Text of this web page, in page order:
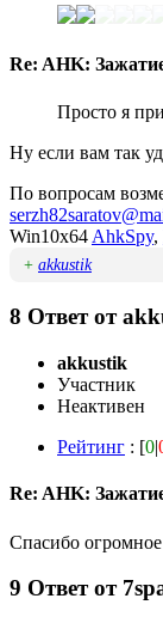
Re: AHK:
Просто я
Ну если вам так
По вопросам
Win10x64 AhkSpy,
+ akkustik
8 Ответ от
akkustik
Участник
Неактивен
Рейтинг : [0|
Re: AHK:
Спасибо
9 Ответ от